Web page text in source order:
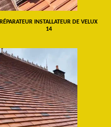
RÉPARATEUR INSTALLATEUR DE VELUX
14